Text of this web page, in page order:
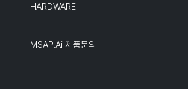
HARDWARE
MSAP.ai 제품문의